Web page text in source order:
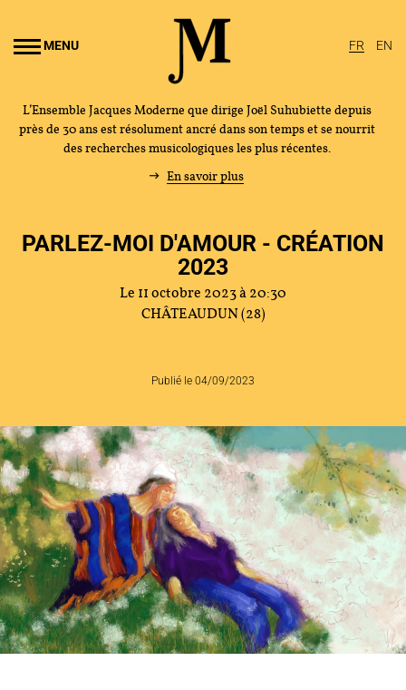
MENU FR EN
L'ENSEMBLE JACQUES MODERNE
JOËL SUHUBIETTE
AGENDA
PROGRAMMES
MÉDIATION CULTURELLE
DISCOGRAPHIE
L’Ensemble Jacques Moderne que dirige Joël Suhubiette depuis
près de 30 ans est résolument ancré dans son temps et se nourrit
des recherches musicologiques les plus récentes.
En savoir plus
PARLEZ-MOI D'AMOUR - CRÉATION
2023
Le 11 octobre 2023 à 20:30
CHÂTEAUDUN (28)
Publié le 04/09/2023